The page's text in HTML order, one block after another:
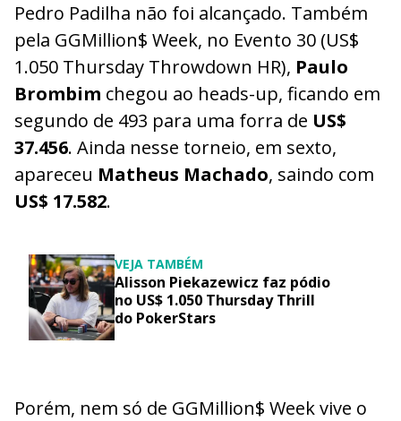
Pedro Padilha não foi alcançado. Também
pela GGMillion$ Week, no Evento 30 (US$
1.050 Thursday Throwdown HR), Paulo
Brombim chegou ao heads-up, ficando em
segundo de 493 para uma forra de US$
37.456. Ainda nesse torneio, em sexto,
apareceu Matheus Machado, saindo com
US$ 17.582.
VEJA TAMBÉM
Alisson Piekazewicz faz pódio
no US$ 1.050 Thursday Thrill
do PokerStars
Porém, nem só de GGMillion$ Week vive o